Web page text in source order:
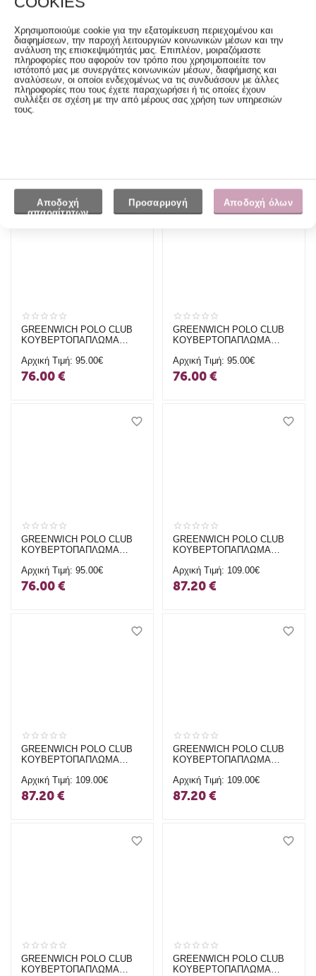
GREENWICH POLO CLUB
ΚΟΥΒΕΡΤΟΠΑΠΛΩΜΑ
KING ESSENTIAL 3961
NUDE
Αρχική Τιμή:95.00€
76.00€
GREENWICH POLO CLUB
ΚΟΥΒΕΡΤΟΠΑΠΛΩΜΑ
KING ESSENTIAL 3960
ECRU
Αρχική Τιμή:95.00€
76.00€
GREENWICH POLO CLUB
ΚΟΥΒΕΡΤΟΠΑΠΛΩΜΑ
KING ESSENTIAL 3959
WHITE
Αρχική Τιμή:95.00€
76.00€
GREENWICH POLO CLUB
ΚΟΥΒΕΡΤΟΠΑΠΛΩΜΑ
PREMIUM 3967 GREY
Αρχική Τιμή: 109.00€
87.20€
GREENWICH POLO CLUB
ΚΟΥΒΕΡΤΟΠΑΠΛΩΜΑ
PREMIUM 3966 NUDE
Αρχική Τιμή: 109.00€
87.20€
GREENWICH POLO CLUB
ΚΟΥΒΕΡΤΟΠΑΠΛΩΜΑ
PREMIUM 3965 IVORY
Αρχική Τιμή: 109.00€
87.20€
GREENWICH POLO CLUB
ΚΟΥΒΕΡΤΟΠΑΠΛΩΜΑ
GREENWICH POLO CLUB
ΚΟΥΒΕΡΤΟΠΑΠΛΩΜΑ
Χρησιμοποιούμε cookie για την εξατομίκευση περιεχομένου και
διαφημίσεων, την παροχή λειτουργιών κοινωνικών μέσων και την
ανάλυση της επισκεψιμότητάς μας. Επιπλέον, μοιραζόμαστε
πληροφορίες που αφορούν τον τρόπο που χρησιμοποιείτε τον
ιστότοπό μας με συνεργάτες κοινωνικών μέσων, διαφήμισης και
αναλύσεων, οι οποίοι ενδεχομένως να τις συνδυάσουν με άλλες
πληροφορίες που τους έχετε παραχωρήσει ή τις οποίες έχουν
συλλέξει σε σχέση με την από μέρους σας χρήση των υπηρεσιών
τους.
Αποδοχή
απαραίτητων
Προσαρμογή Αποδοχή όλων